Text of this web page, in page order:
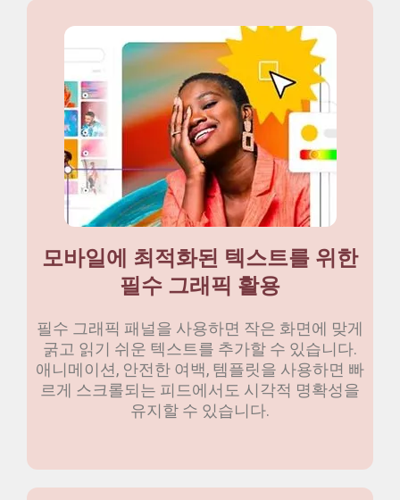
모바일에 최적화된 텍스트를 위한
필수 그래픽 활용
필수 그래픽 패널을 사용하면 작은 화면에 맞게
굵고 읽기 쉬운 텍스트를 추가할 수 있습니다.
애니메이션, 안전한 여백, 템플릿을 사용하면 빠
르게 스크롤되는 피드에서도 시각적 명확성을
유지할 수 있습니다.